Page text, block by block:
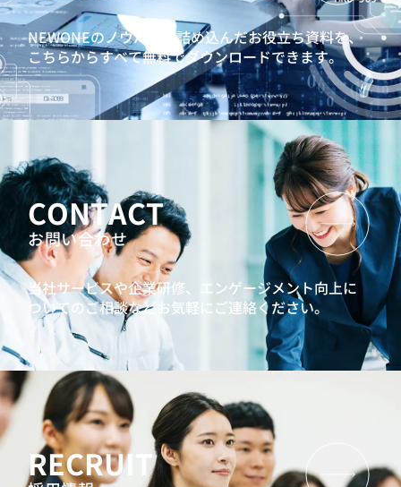
NEWONEのノウハウを詰め込んだお役立ち資料を、
こちらからすべて無料でダウンロードできます。
CONTACT
お問い合わせ
当社サービスや企業研修、エンゲージメント向上に
ついてのご相談などお気軽にご連絡ください。
RECRUIT